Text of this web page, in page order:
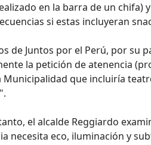
en la barra de un chifa)
si estas incluyeran
de Juntos por el Perú, por su
la petición de atenencia
Municipalidad que incluiría
el alcalde Reggiardo
necesita eco, iluminación y